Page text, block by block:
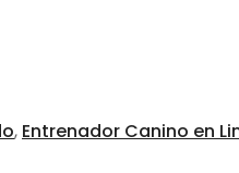
, Entrenador Canino en